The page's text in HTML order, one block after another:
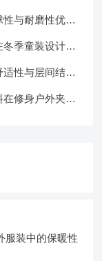
与耐磨性优化
季童装设计中
性与层间结合
修身户外夹克
服装中的保暖性